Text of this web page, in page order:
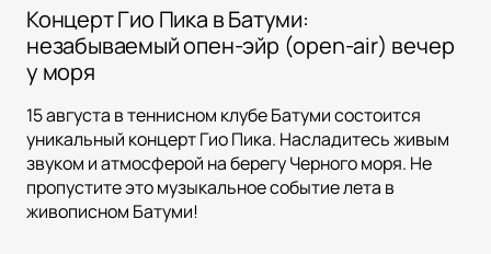
Концерт Гио Пика в Батуми:
незабываемый опен-эйр (open-air) вечер
у моря
15 августа в теннисном клубе Батуми состоится
уникальный концерт Гио Пика. Насладитесь живым
звуком и атмосферой на берегу Черного моря. Не
пропустите это музыкальное событие лета в
живописном Батуми!